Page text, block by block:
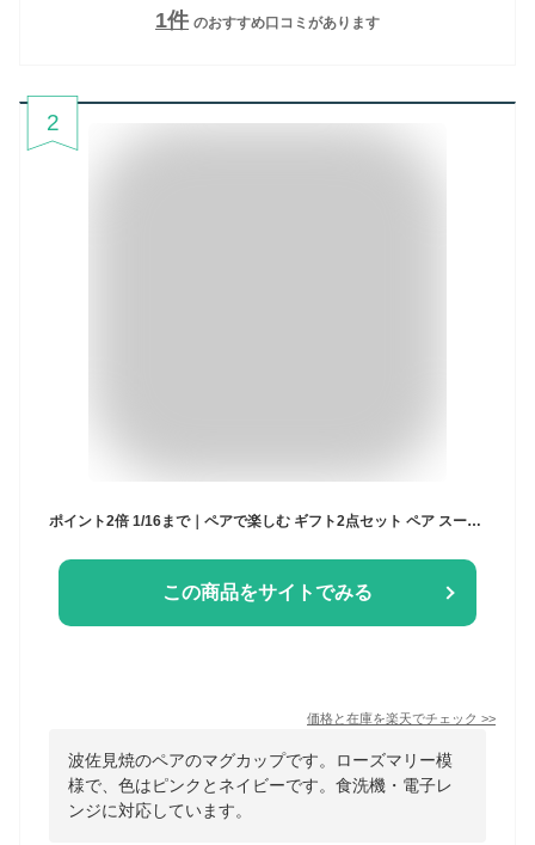
1件 のおすすめ口コミがあります
2
この商品をサイトでみる
価格と在庫を楽天でチェック >>
波佐見焼のペアのマグカップです。ローズマリー模
様で、色はピンクとネイビーです。食洗機・電子レ
ンジに対応しています。